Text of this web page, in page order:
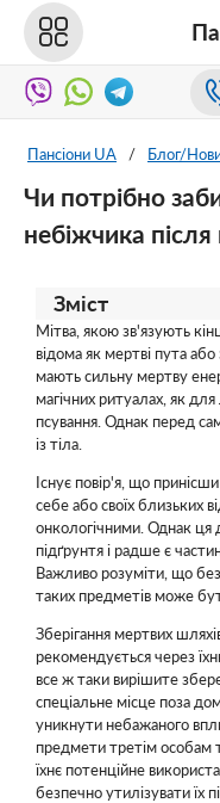
Пансіони UA / Блог/
Чи потрібно
небіжчика
Зміст
Мітва, якою зв'язують
відома як мертві пута
мають сильну мертву
магічних ритуалах, як
псування. Однак перед
із тіла.
Існує повір'я, що
себе або своїх близьких
онкологічними. Однак ця
підґрунтя і радше є
Важливо розуміти, що без
таких предметів може
Зберігання мертвих
рекомендується через
все ж таки вирішите
спеціальне місце поза
уникнути небажаного
предмети третім особам
їхнє потенційне
безпечно утилізувати їх